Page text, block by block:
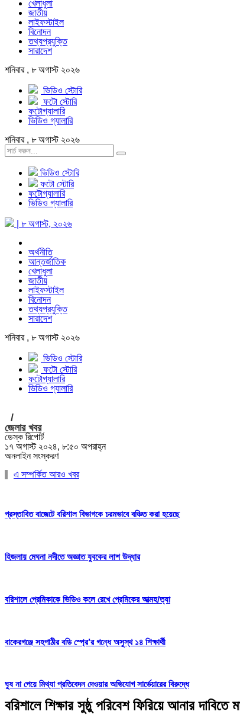
খেলাধুলা
জাতীয়
লাইফস্টাইল
বিনোদন
তথ্যপ্রযুক্তি
সারাদেশ
শনিবার , ৮ অগাস্ট ২০২৬
ভিডিও স্টোরি
ফটো স্টোরি
ফটোগ্যালারি
ভিডিও গ্যালারি
শনিবার , ৮ অগাস্ট ২০২৬
ভিডিও স্টোরি
ফটো স্টোরি
ফটোগ্যালারি
ভিডিও গ্যালারি
| ৮ অগাস্ট, ২০২৬
অর্থনীতি
আন্তর্জাতিক
খেলাধুলা
জাতীয়
লাইফস্টাইল
বিনোদন
তথ্যপ্রযুক্তি
সারাদেশ
শনিবার , ৮ অগাস্ট ২০২৬
ভিডিও স্টোরি
ফটো স্টোরি
ফটোগ্যালারি
ভিডিও গ্যালারি
/
জেলার খবর
ডেস্ক রিপোর্ট
১৭ অগাস্ট ২০২৪, ৮:৫০ অপরাহ্ন
অনলাইন সংস্করণ
এ সম্পর্কিত আরও খবর
প্রস্তাবিত বাজেটে বরিশাল বিভাগকে চরমভাবে বঞ্চিত করা হয়েছে
হিজলায় মেঘনা নদীতে অজ্ঞাত যুবকের লাশ উদ্ধার
বরিশালে প্রেমিকাকে ভিডিও কলে রেখে প্রেমিকের আত্মহ/ত্যা
বাকেরগঞ্জে সহপাঠীর বডি স্প্রে’র গন্ধে অসুস্থ ১৪ শিক্ষার্থী
ঘুষ না পেয়ে মিথ্যা প্রতিবেদন দেওয়ার অভিযোগ সার্ভেয়ারের বিরুদ্ধে
বরিশালে শিক্ষার সুষ্ঠু পরিবেশ ফিরিয়ে আনার দাবিতে